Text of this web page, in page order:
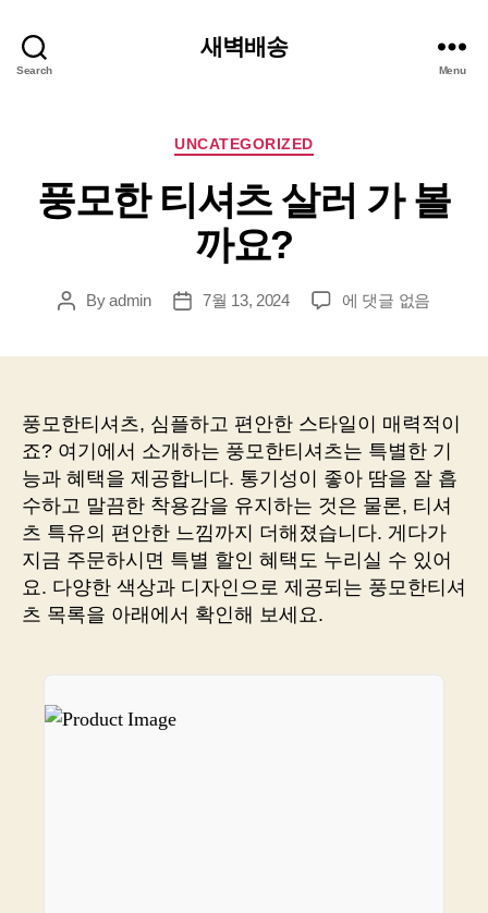
Search
새벽배송
Menu
Categories
UNCATEGORIZED
풍모한 티셔츠 살러 가 볼
까요?
PostByadmin
Post7월 13, 2024
풍
츠
살
러
볼
까
요?
에 댓글 없음
풍모한티셔츠, 심플하고 편안한 스타일이 매력적이
죠? 여기에서 소개하는 풍모한티셔츠는 특별한 기
능과 혜택을 제공합니다. 통기성이 좋아 땀을 잘 흡
수하고 말끔한 착용감을 유지하는 것은 물론, 티셔
츠 특유의 편안한 느낌까지 더해졌습니다. 게다가
지금 주문하시면 특별 할인 혜택도 누리실 수 있어
요. 다양한 색상과 디자인으로 제공되는 풍모한티셔
츠 목록을 아래에서 확인해 보세요.